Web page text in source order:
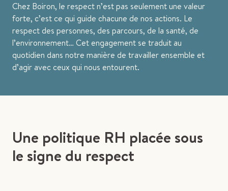
Chez Boiron, le respect n’est pas seulement une valeur
forte, c’est ce qui guide chacune de nos actions. Le
respect des personnes, des parcours, de la santé, de
l’environnement… Cet engagement se traduit au
quotidien dans notre manière de travailler ensemble et
d’agir avec ceux qui nous entourent.
Une politique RH placée sous
le signe du respect